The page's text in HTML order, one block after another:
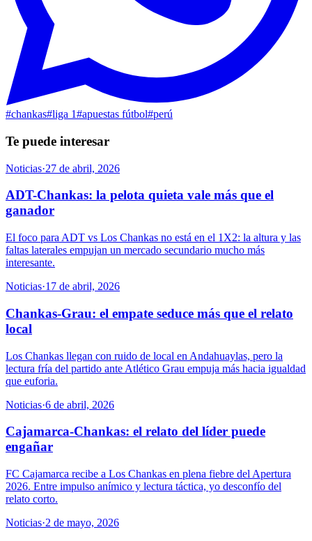
#chankas#liga 1#apuestas fútbol#perú
Te puede interesar
Noticias·27 de abril, 2026
ADT-Chankas: la pelota quieta vale más que el
ganador
El foco para ADT vs Los Chankas no está en el 1X2: la altura y las
faltas laterales empujan un mercado secundario mucho más
interesante.
Noticias·17 de abril, 2026
Chankas-Grau: el empate seduce más que el relato
local
Los Chankas llegan con ruido de local en Andahuaylas, pero la
lectura fría del partido ante Atlético Grau empuja más hacia igualdad
que euforia.
Noticias·6 de abril, 2026
Cajamarca-Chankas: el relato del líder puede
engañar
FC Cajamarca recibe a Los Chankas en plena fiebre del Apertura
2026. Entre impulso anímico y lectura táctica, yo desconfío del
relato corto.
Noticias·2 de mayo, 2026